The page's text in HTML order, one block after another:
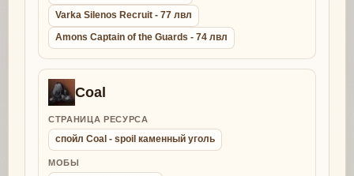
Varka Silenos Recruit - 77 лвл
Amons Captain of the Guards - 74 лвл
Coal
СТРАНИЦА РЕСУРСА
спойл Coal - spoil каменный уголь
МОБЫ